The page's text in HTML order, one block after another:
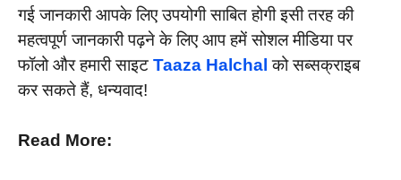
गई जानकारी आपके लिए उपयोगी साबित होगी इसी तरह की
महत्वपूर्ण जानकारी पढ़ने के लिए आप हमें सोशल मीडिया पर
फॉलो और हमारी साइट Taaza Halchal को सब्सक्राइब
कर सकते हैं, धन्यवाद!
Read More: